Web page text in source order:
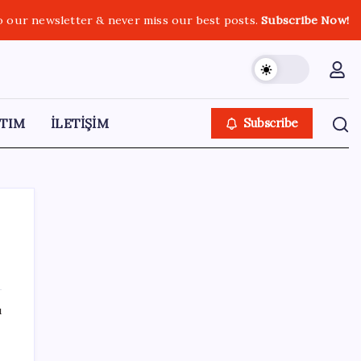
our newsletter & never miss our best posts.Subscribe Now!
İLETİŞİM Subscribe